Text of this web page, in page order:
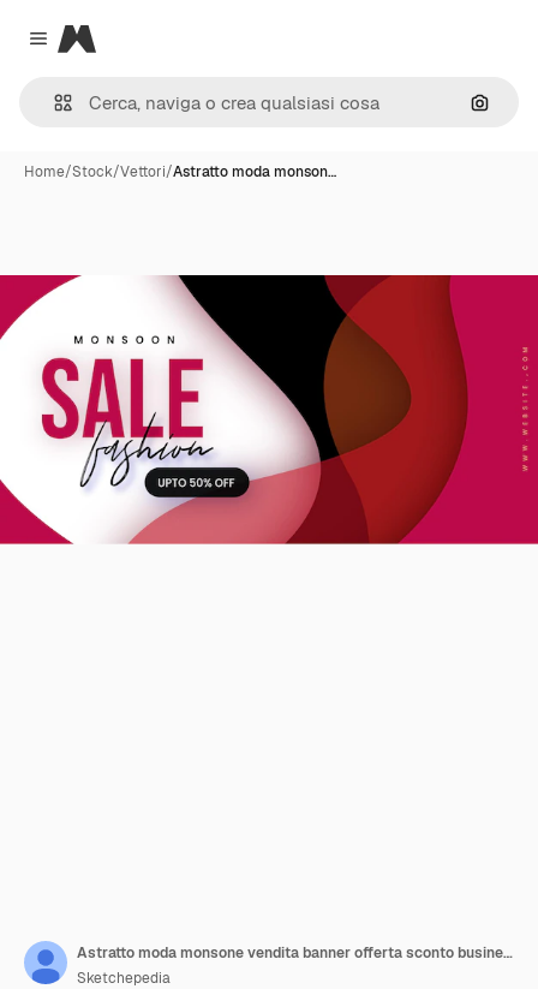
Close menu
Magnific
Cerca
Home/Stock/Vettori/Astratto moda monson…
Astratto moda monsone vendita banner offerta sconto business sfondo vettore gratuito
Sketchepedia